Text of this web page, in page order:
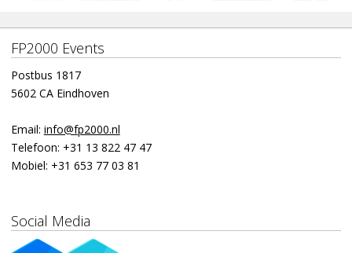
FP2000 Events
Postbus 1817
5602 CA Eindhoven
Email: info@fp2000.nl
Telefoon: +31 13 822 47 47
Mobiel: +31 653 77 03 81
Social Media